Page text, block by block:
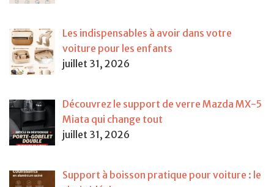
Les indispensables à avoir dans votre
voiture pour les enfants
juillet 31, 2026
Découvrez le support de verre Mazda MX-5
Miata qui change tout
juillet 31, 2026
Support à boisson pratique pour voiture : le